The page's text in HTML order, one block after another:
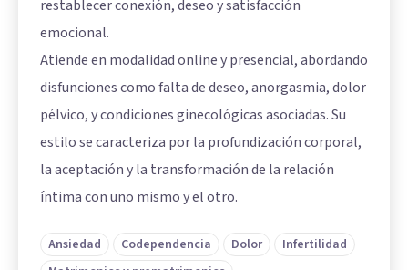
restablecer conexión, deseo y satisfacción
emocional.
Atiende en modalidad online y presencial, abordando
disfunciones como falta de deseo, anorgasmia, dolor
pélvico, y condiciones ginecológicas asociadas. Su
estilo se caracteriza por la profundización corporal,
la aceptación y la transformación de la relación
íntima con uno mismo y el otro.
Ansiedad Codependencia Dolor
Infertilidad